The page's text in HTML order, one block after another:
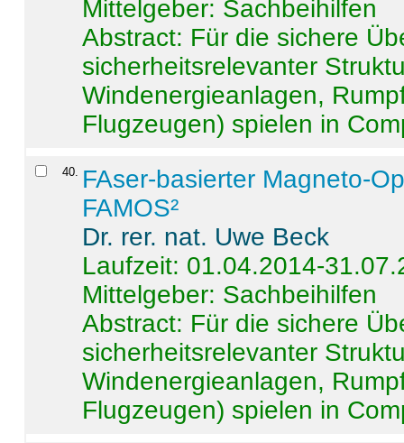
Mittelgeber: Sachbeihilfen
Abstract: Für die sichere
sicherheitsrelevanter
Windenergieanlagen,
Flugzeugen) spielen in
40. FAser-basierter Magneto-
FAMOS²
Dr. rer. nat. Uwe Beck
Laufzeit: 01.04.2014-
Mittelgeber: Sachbeihilfen
Abstract: Für die sichere
sicherheitsrelevanter
Windenergieanlagen,
Flugzeugen) spielen in